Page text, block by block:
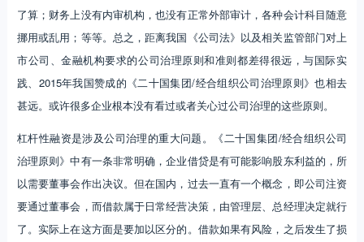
了算；财务上没有内审机构，也没有正常外部审计，各种会计科目随意
挪用或乱用；等等。总之，距离我国《公司法》以及相关监管部门对上
市公司、金融机构要求的公司治理原则和准则都差得很远，与国际实
践、2015年我国赞成的《二十国集团/经合组织公司治理原则》也相去
甚远。或许很多企业根本没有看过或者关心过公司治理的这些原则。
杠杆性融资是涉及公司治理的重大问题。《二十国集团/经合组织公司
治理原则》中有一条非常明确，企业借贷是有可能影响股东利益的，所
以需要董事会作出决议。但在国内，过去一直有一个概念，即公司注资
要通过董事会，而借款属于日常经营决策，由管理层、总经理决定就行
了。实际上在这方面是要加以区分的。借款如果有风险，之后发生了损